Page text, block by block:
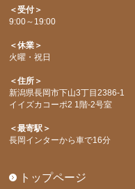
＜受付＞
9:00～19:00
＜休業＞
火曜・祝日
＜住所＞
新潟県長岡市下山3丁目2386-1
イイズカコーポ2 1階-2号室
＜最寄駅＞
長岡インターから車で16分
トップページ